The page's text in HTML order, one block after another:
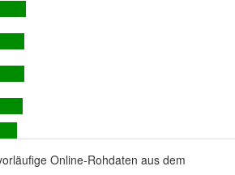
Online-Rohdaten aus dem